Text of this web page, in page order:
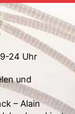
24 Uhr
und
– Alain